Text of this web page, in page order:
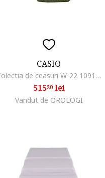
CASIO
Colectia de ceasuri W-22 1091214601, Verde
51520lei
Vandut de OROLOGI